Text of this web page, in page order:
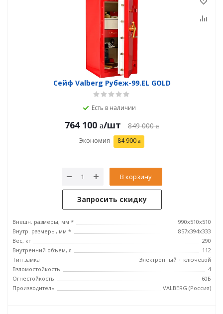
Сейф Valberg Рубеж-99.EL GOLD
Есть в наличии
764 100 /шт 849 000
Экономия 84 900
В корзину
Запросить скидку
Внешн. размеры, мм *
990x510x510
Внутр. размеры, мм *
857x394x333
Вес, кг
290
Внутренний объем, л
112
Тип замка
Электронный + ключевой
Взломостойкость
4
Огнестойкость
60Б
Производитель
VALBERG (Россия)